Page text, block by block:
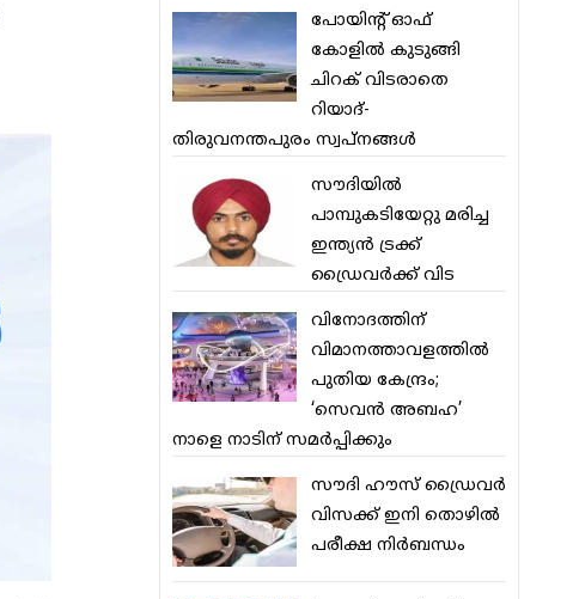
പോയിന്റ് ഓഫ്
കോളില്‍ കുടുങ്ങി
ചിറക് വിടരാതെ
റിയാദ്-
തിരുവനന്തപുരം സ്വപ്നങ്ങള്‍
സൗദിയിൽ
പാമ്പുകടിയേറ്റു മരിച്ച
ഇന്ത്യൻ ട്രക്ക്
ഡ്രൈവർക്ക് വിട
വിനോദത്തിന്
വിമാനത്താവളത്തില്‍
പുതിയ കേന്ദ്രം;
‘സെവന്‍ അബഹ’
നാളെ നാടിന് സമര്‍പ്പിക്കും
സൗദി ഹൗസ് ഡ്രൈവര്‍
വിസക്ക് ഇനി തൊഴില്‍
പരീക്ഷ നിര്‍ബന്ധം